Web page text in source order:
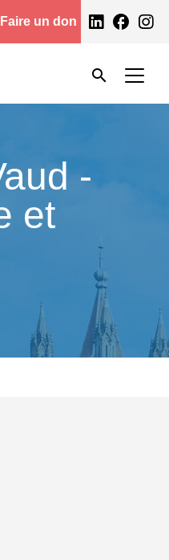
header
Faire un don facebook
search
Rechercher
Rechercher
-
et